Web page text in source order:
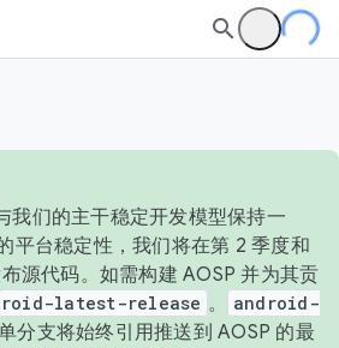
我们的主干稳定开发模型保持一
平台稳定性，我们将在第 2 季度和
源代码。如需构建 AOSP 并为其贡
latest-release 。
android-
分支将始终引用推送到 AOSP 的最